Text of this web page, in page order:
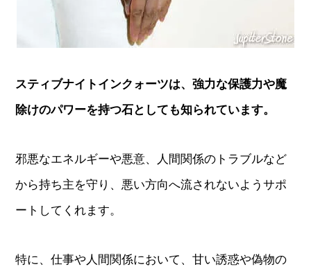
スティブナイトインクォーツは、強力な保護力や魔
除けのパワーを持つ石としても知られています。
邪悪なエネルギーや悪意、人間関係のトラブルなど
から持ち主を守り、悪い方向へ流されないようサポ
ートしてくれます。
特に、仕事や人間関係において、甘い誘惑や偽物の